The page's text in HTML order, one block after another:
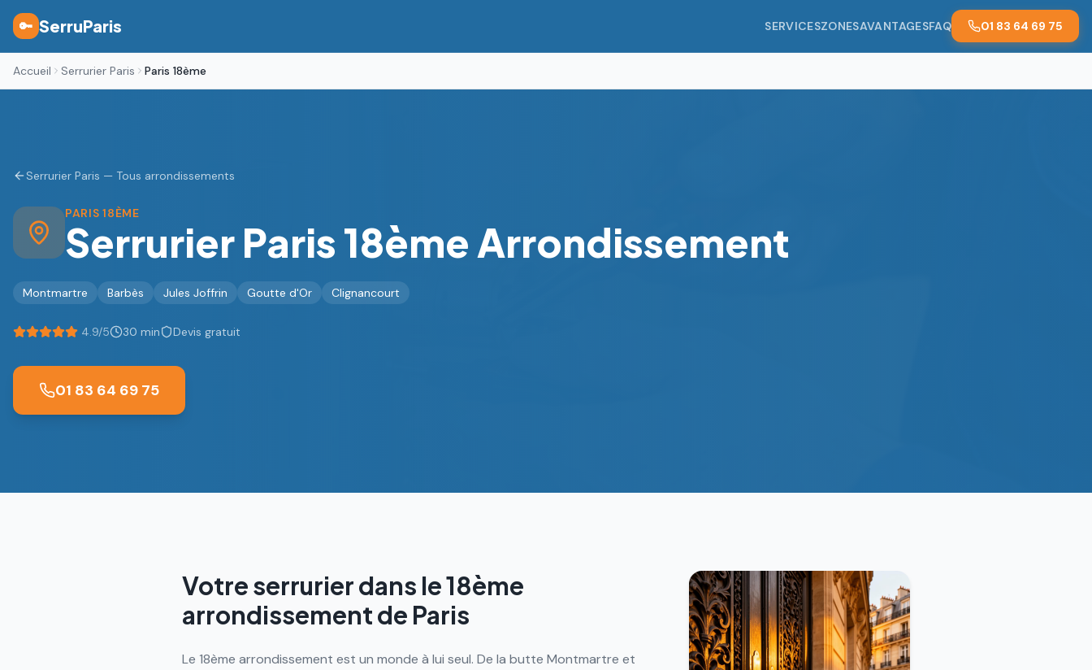
🔑 SerruParis SERVICESZONESAVANTAGESFAQ 01 83 64 69 75
Accueil Serrurier Paris Paris 18ème
Serrurier Paris — Tous arrondissements
PARIS18ÈME
Serrurier Paris18èmeArrondissement
Montmartre Barbès Jules Joffrin Goutte d'Or Clignancourt
4.9/5 30 min Devis gratuit
01 83 64 69 75
Votre serrurier dans le18ème
arrondissement de Paris
Le 18ème arrondissement est un monde à lui seul. De la butte Montmartre et